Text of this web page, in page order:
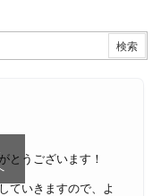
とうございます！
ていきますので、よ